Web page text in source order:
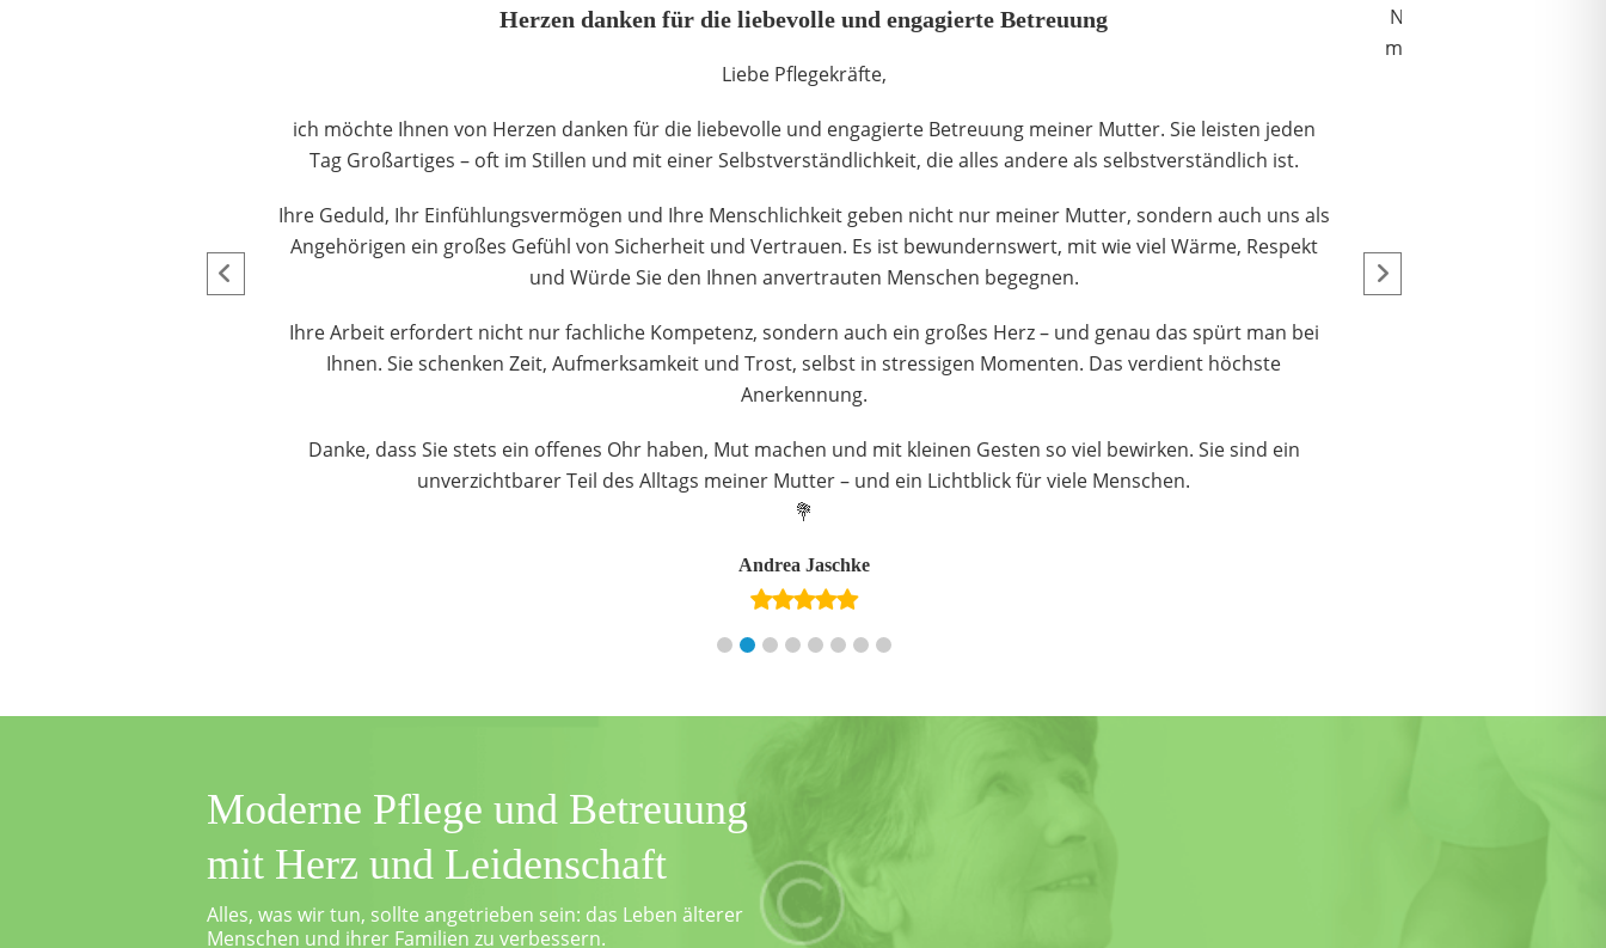
Herzen danken für die liebevolle und engagierte Betreuung
Liebe Pflegekräfte,
ich möchte Ihnen von Herzen danken für die liebevolle und engagierte Betreuung meiner Mutter. Sie leisten jeden
Tag Großartiges – oft im Stillen und mit einer Selbstverständlichkeit, die alles andere als selbstverständlich ist.
Ihre Geduld, Ihr Einfühlungsvermögen und Ihre Menschlichkeit geben nicht nur meiner Mutter, sondern auch uns als
Angehörigen ein großes Gefühl von Sicherheit und Vertrauen. Es ist bewundernswert, mit wie viel Wärme, Respekt
und Würde Sie den Ihnen anvertrauten Menschen begegnen.
Ihre Arbeit erfordert nicht nur fachliche Kompetenz, sondern auch ein großes Herz – und genau das spürt man bei
Ihnen. Sie schenken Zeit, Aufmerksamkeit und Trost, selbst in stressigen Momenten. Das verdient höchste
Anerkennung.
Danke, dass Sie stets ein offenes Ohr haben, Mut machen und mit kleinen Gesten so viel bewirken. Sie sind ein
unverzichtbarer Teil des Alltags meiner Mutter – und ein Lichtblick für viele Menschen.
💐
Andrea Jaschke
Nach sieben Jahren in
macht einen sehr
Moderne Pflege und Betreuung
mit Herz und Leidenschaft
Alles, was wir tun, sollte angetrieben sein: das Leben älterer
Menschen und ihrer Familien zu verbessern.